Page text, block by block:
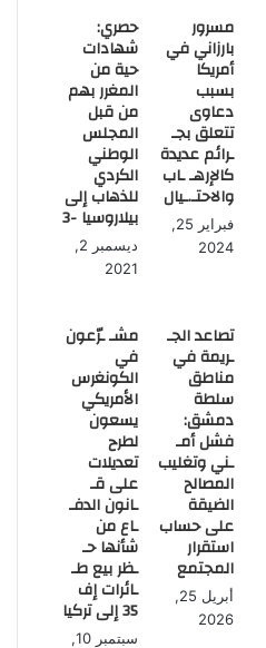
مسرور
بارزاني في
أمريكا
بسبب
دعاوى
تتعلق بجـ
ـرائم عديدة
كالإرهـ ـاب
والاحتـ.ـيال
فبراير 25,
2024
حصري:
شهادات
حية من
المغرر بهم
من قبل
المجلس
الوطني
الكردي
للذهاب إلى
بيلاروسيا -3
ديسمبر 2,
2021
تصاعد الجـ
ـريمة في
مناطق
سلطة
دمشق:
فشل أمـ
ـني وتغليب
المصالح
الضيقة
على حساب
استقرار
المجتمع
أبريل 25,
2026
مشـ ـرّعون
في
الكونغرس
الأمريكي
يسعون
لطرح
تعديلات
على قـ
ـانون الدفـ
ـاع من
شأنها حـ
ـظر بيع طـ
ـائرات إف
35 إلى تركيا
سبتمبر 10,